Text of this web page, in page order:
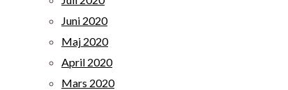
Juni 2020
Maj 2020
April 2020
Mars 2020